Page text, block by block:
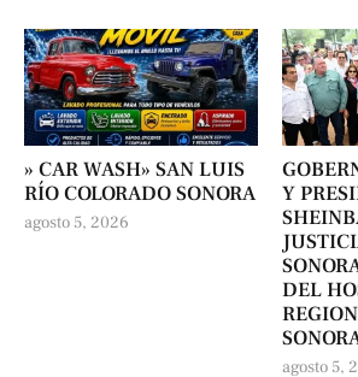
» CAR WASH» SAN LUIS
RÍO COLORADO SONORA
agosto 5, 2026
Y
DEL
agosto 5,